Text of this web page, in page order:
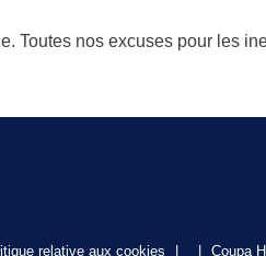
Toutes nos excuses pour les
relative aux cookies Coupa